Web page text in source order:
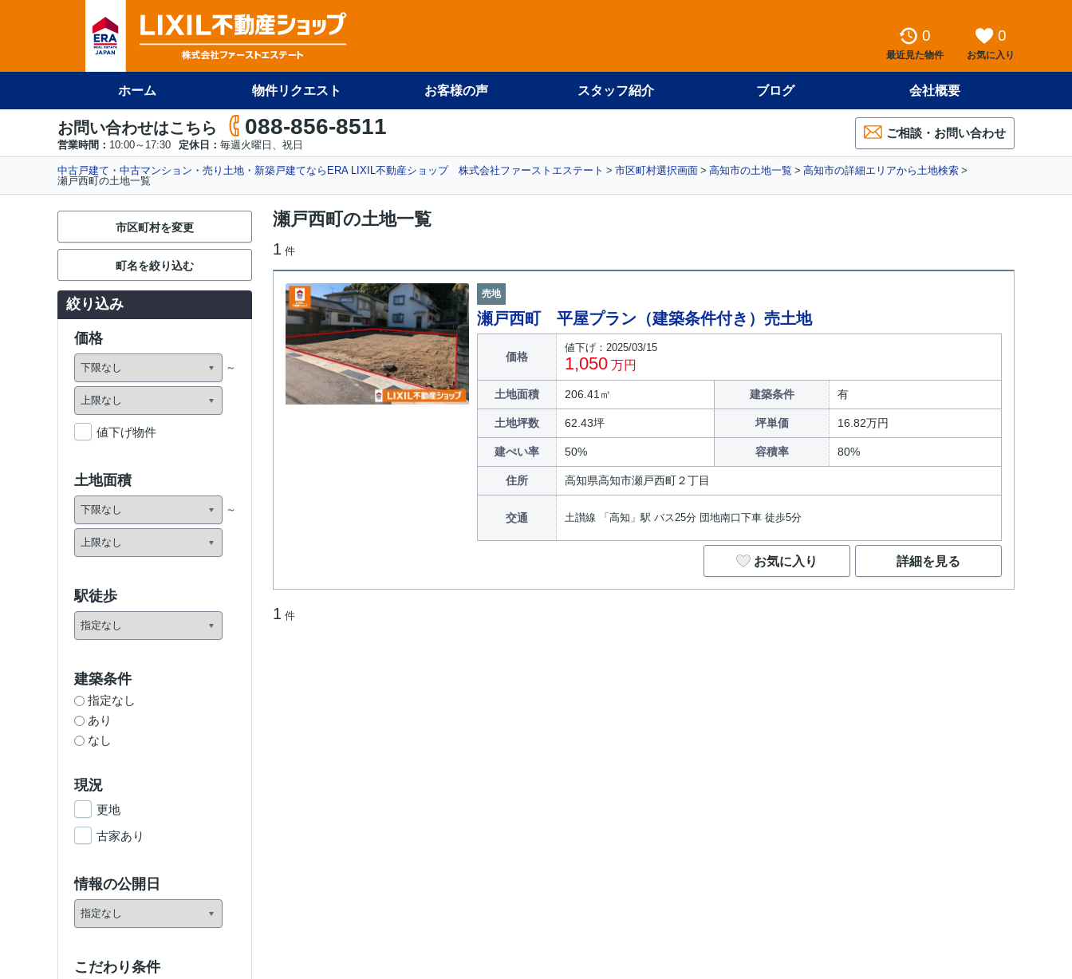
0
最近見た物件
0
お気に入り
ホーム 物件リクエスト お客様の声 スタッフ紹介 ブログ 会社概要
お問い合わせはこちら 088-856-8511
営業時間： 10:00～17:30 定休日： 毎週火曜日、祝日
ご相談・お問い合わせ
中古戸建て・中古マンション・売り土地・新築戸建てならERA LIXIL不動産ショップ 株式会社ファーストエステート 市区町村選択画面 高知市の土地一覧
高知市の詳細エリアから土地検索
瀬戸西町の土地一覧
瀬戸西町の土地一覧
1 件
売地
瀬戸西町 平屋プラン（建築条件付き）売土地
価格
値下げ：2025/03/15
1,050 万円
土地面積 206.41㎡ 建築条件 有
土地坪数 62.43坪 坪単価 16.82万円
建ぺい率 50% 容積率 80%
住所 高知県高知市瀬戸西町２丁目
交通 土讃線 「高知」駅 バス25分 団地南口下車 徒歩5分
お気に入り 詳細を見る
1 件
市区町村を変更
町名を絞り込む
絞り込み
価格
値下げ物件
土地面積
駅徒歩
建築条件
指定なし
あり
なし
現況
更地
古家あり
情報の公開日
こだわり条件